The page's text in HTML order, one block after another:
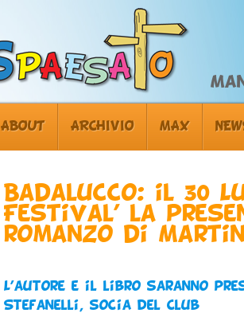
ABOUT ARCHIVIO MAX
Badalucco: il 30
Festival’ la
romanzo di
L’autore e il libro saranno
Stefanelli, socia del Club